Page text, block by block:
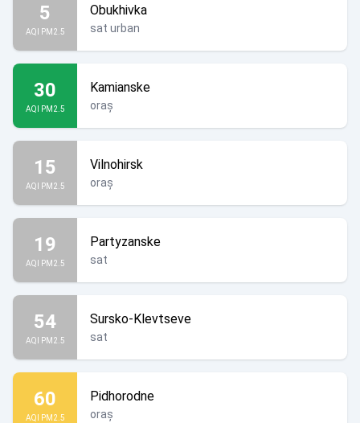
5
AQI PM2.5
Obukhivka
sat urban
30
AQI PM2.5
Kamianske
oraș
15
AQI PM2.5
Vilnohirsk
oraș
19
AQI PM2.5
Partyzanske
sat
54
AQI PM2.5
Sursko-Klevtseve
sat
60
AQI PM2.5
Pidhorodne
oraș